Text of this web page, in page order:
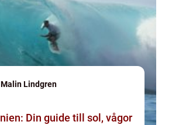
Malin Lindgren
Din guide till sol, vågor